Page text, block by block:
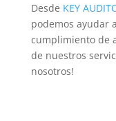
Desde KEY
podemos ayudar
cumplimiento de
de nuestros
nosotros!